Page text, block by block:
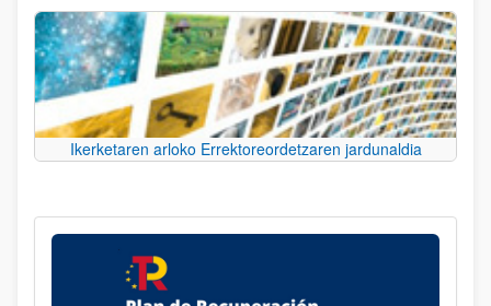
Ikerketaren arloko Errektoreordetzaren jardunaldia